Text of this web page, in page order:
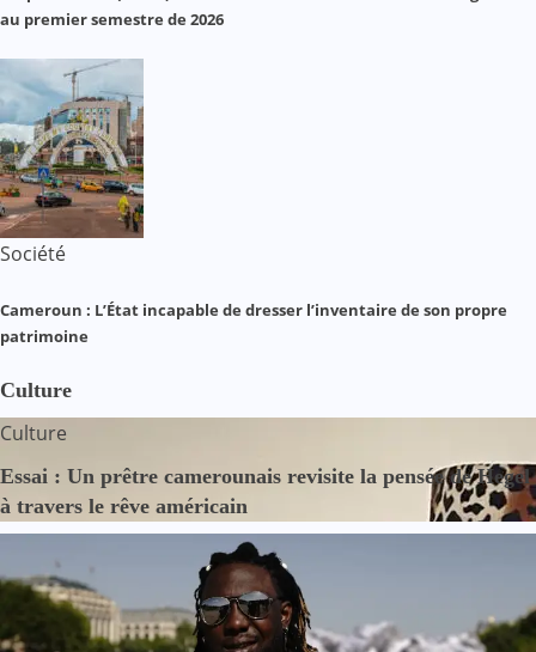
au premier semestre de 2026
Société
Cameroun : L’État incapable de dresser l’inventaire de son propre
patrimoine
Culture
Culture
Essai : Un prêtre camerounais revisite la pensée de Hegel
à travers le rêve américain